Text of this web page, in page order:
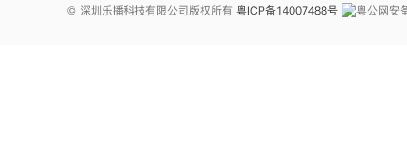
© 深圳乐播科技有限公司版权所有 粤ICP备14007488号